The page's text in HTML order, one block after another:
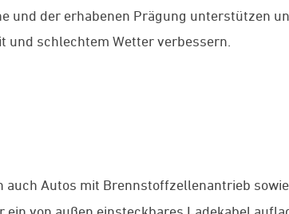
und der erhabenen Prägung unterstützen
und schlechtem Wetter verbessern.
Autos mit Brennstoffzellenantrieb
von außen einsteckbares Ladekabel